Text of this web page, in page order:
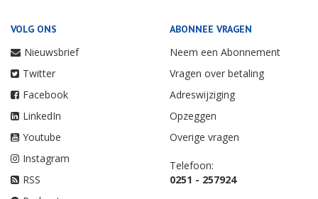
VOLG ONS
Nieuwsbrief
Twitter
Facebook
LinkedIn
Youtube
Instagram
RSS
ABONNEE VRAGEN
Neem een Abonnement
Vragen over betaling
Adreswijziging
Opzeggen
Overige vragen
Telefoon:
0251 - 257924